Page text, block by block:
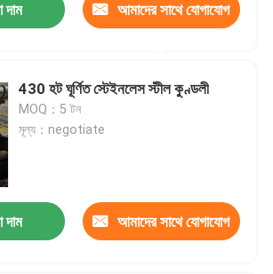
দাম আমাদের সাথে যোগাযোগ
430 হট ঘূর্ণিত স্টেইনলেস স্টীল কুণ্ডলী
MOQ：5 টন
মূল্য：negotiate
দাম আমাদের সাথে যোগাযোগ